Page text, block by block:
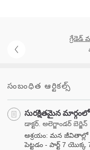
గ్రేడెడ్
సంబంధిత ఆర్టికల్స్
సురక్షితమైన
డాక్టర్. అలెగ్జాండర్ బెర్జిన్
ఆశ్రయం: మన జీవితాల్లో
పెట్టడం - పార్ట్ 7 యొక్క